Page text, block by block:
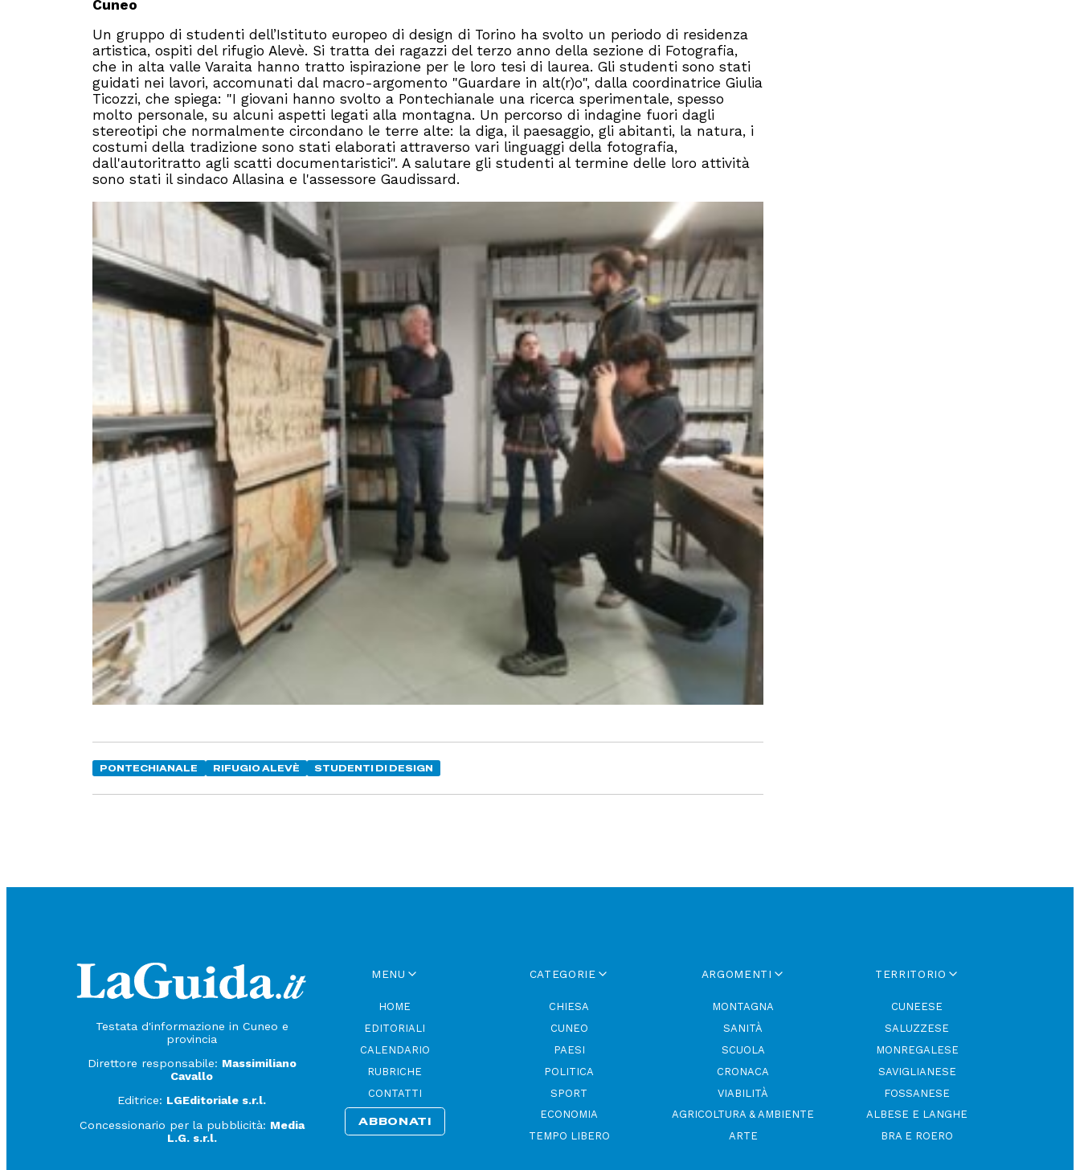
Cuneo
Un gruppo di studenti dell’Istituto europeo di design di Torino ha svolto un periodo di residenza
artistica, ospiti del rifugio Alevè. Si tratta dei ragazzi del terzo anno della sezione di Fotografia,
che in alta valle Varaita hanno tratto ispirazione per le loro tesi di laurea. Gli studenti sono stati
guidati nei lavori, accomunati dal macro-argomento "Guardare in alt(r)o", dalla coordinatrice Giulia
Ticozzi, che spiega: "I giovani hanno svolto a Pontechianale una ricerca sperimentale, spesso
molto personale, su alcuni aspetti legati alla montagna. Un percorso di indagine fuori dagli
stereotipi che normalmente circondano le terre alte: la diga, il paesaggio, gli abitanti, la natura, i
costumi della tradizione sono stati elaborati attraverso vari linguaggi della fotografia,
dall'autoritratto agli scatti documentaristici". A salutare gli studenti al termine delle loro attività
sono stati il sindaco Allasina e l'assessore Gaudissard.
PONTECHIANALE RIFUGIO ALEVÈ STUDENTI DI DESIGN
Testata d'informazione in Cuneo e
provincia
Direttore responsabile: Massimiliano
Cavallo
Editrice: LGEditoriale s.r.l.
Concessionario per la pubblicità: Media
L.G. s.r.l.
MENU
HOME
EDITORIALI
CALENDARIO
RUBRICHE
CONTATTI
ABBONATI
CATEGORIE
CHIESA
CUNEO
PAESI
POLITICA
SPORT
ECONOMIA
TEMPO LIBERO
ARGOMENTI
MONTAGNA
SANITÀ
SCUOLA
CRONACA
VIABILITÀ
AGRICOLTURA & AMBIENTE
ARTE
TERRITORIO
CUNEESE
SALUZZESE
MONREGALESE
SAVIGLIANESE
FOSSANESE
ALBESE E LANGHE
BRA E ROERO